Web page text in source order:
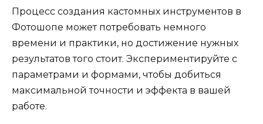
Процесс создания кастомных инструментов в
Фотошопе может потребовать немного
времени и практики, но достижение нужных
результатов того стоит. Экспериментируйте с
параметрами и формами, чтобы добиться
максимальной точности и эффекта в вашей
работе.